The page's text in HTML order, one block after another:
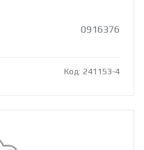
0916376
Код: 241153-4